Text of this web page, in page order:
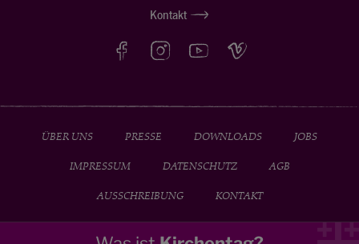
Kontakt
ÜBER UNS PRESSE DOWNLOADS JOBS
IMPRESSUM DATENSCHUTZ AGB
AUSSCHREIBUNG KONTAKT